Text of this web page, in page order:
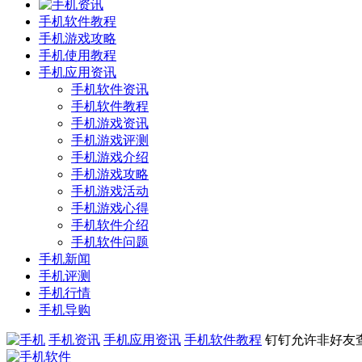
手机软件教程
手机游戏攻略
手机使用教程
手机应用资讯
手机软件资讯
手机软件教程
手机游戏资讯
手机游戏评测
手机游戏介绍
手机游戏攻略
手机游戏活动
手机游戏心得
手机软件介绍
手机软件问题
手机新闻
手机评测
手机行情
手机导购
手机资讯 手机应用资讯 手机软件教程 钉钉允许非好友